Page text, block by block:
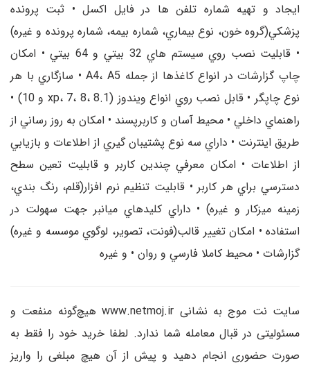
ايجاد و تهيه شماره تلفن ها در فايل اکسل • ثبت پرونده
پزشکي(گروه خون، نوع بيماري، شماره بيمه، شماره پرونده و غيره)
• قابليت نصب روي سيستم هاي 32 بيتي و 64 بيتي • امکان
چاپ گزارشات در انواع کاغذها از جمله A4، A5 • سازگاري با هر
نوع چاپگر • قابل نصب روي انواع ويندوز (xp، 7، 8، 8.1 و 10) •
راهنماي داخلي • محيط آسان و کاربرپسند • امکان به روز رساني از
طريق اينترنت • داراي سه نوع پشتيبان گيري از اطلاعات و بازيابي
از اطلاعات • امکان معرفي چندين کاربر و قابليت تعين سطح
دسترسي براي هر کاربر • قابليت تنظيم نرم افزار(قلم، رنگ بندي،
زمينه ميزکار و غيره) • داراي کليدهاي ميانبر جهت سهولت در
استفاده • امکان تغيير قالب(فونت، تصوير، لوگوي موسسه و غيره)
گزارشات • محيط کاملا فارسي و روان • و غيره
سایت نت موج به نشانی www.netmoj.ir هیچ‌گونه منفعت و
مسئولیتی در قبال معامله شما ندارد. لطفا خرید خود را فقط به
صورت حضوری انجام دهید و پیش از آن هیچ مبلغی را واریز